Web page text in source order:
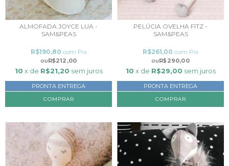
ALMOFADA JOYCE LUA -
SAM&PEAS
R$212,00
R$190,80 com Pix
10 x de R$21,20 sem juros
PRONTA ENTREGA
PELÚCIA OVELHA FITZ -
SAM&PEAS
R$290,00
R$261,00 com Pix
10 x de R$29,00 sem juros
PRONTA ENTREGA